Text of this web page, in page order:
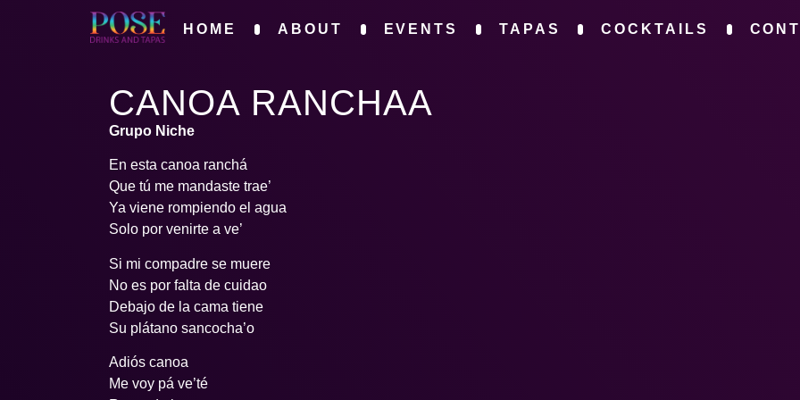
HOME ABOUT EVENTS TAPAS COCKTAILS
CANOA RANCHAA
Grupo Niche
En esta canoa ranchá
Que tú me mandaste trae’
Ya viene rompiendo el agua
Solo por venirte a ve’
Si mi compadre se muere
No es por falta de cuidao
Debajo de la cama tiene
Su plátano sancocha’o
Adiós canoa
Me voy pá ve’té